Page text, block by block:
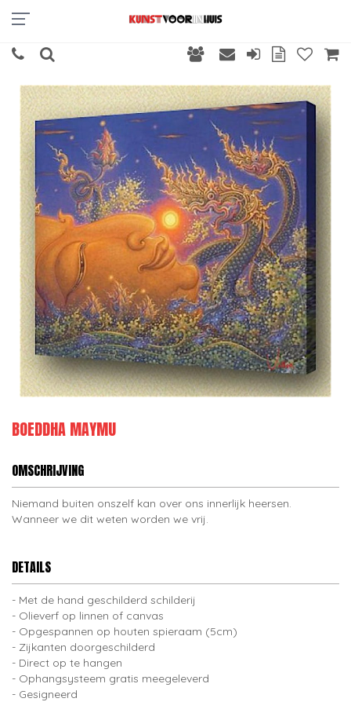
BOEDDHA MAYMU
OMSCHRIJVING
Niemand buiten onszelf kan over ons innerlijk heersen.
Wanneer we dit weten worden we vrij.
DETAILS
Met de hand geschilderd schilderij
Olieverf op linnen of canvas
Opgespannen op houten spieraam (5cm)
Zijkanten doorgeschilderd
Direct op te hangen
Ophangsysteem gratis meegeleverd
Gesigneerd